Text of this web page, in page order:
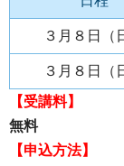
３月８日（
３月８日（
【受講料】
無料
【申込方法】